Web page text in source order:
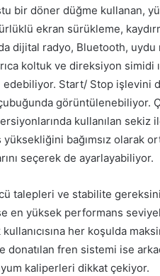
bir döner düğme kullanan,
ekran sürükleme,
dijital radyo, Bluetooth,
koltuk ve direksiyon simidi
edebiliyor. Start/ Stop işlevini
görüntülenebiliyor.
kullanılan sekiz
yüksekliğini bağımsız
seçerek de ayarlayabiliyor.
talepleri ve stabilite
en yüksek performans
her koşulda
fren sistemi ise
kaliperleri dikkat çekiyor.